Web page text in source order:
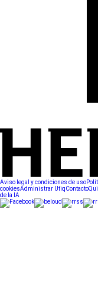
Aviso legal y condiciones de uso
cookiesAdministrar UtiqContacto
de la IA